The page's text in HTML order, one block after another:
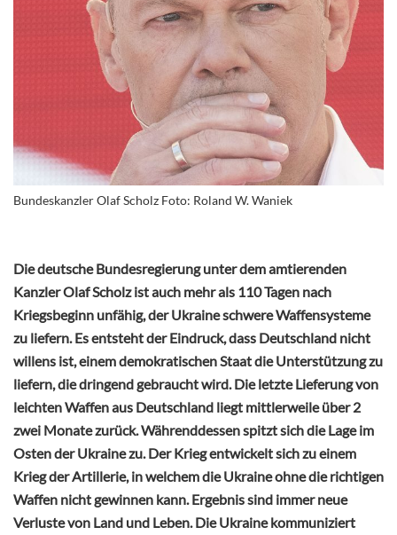
Bundeskanzler Olaf Scholz Foto: Roland W. Waniek
Die deutsche Bundesregierung unter dem amtierenden
Kanzler Olaf Scholz ist auch mehr als 110 Tagen nach
Kriegsbeginn unfähig, der Ukraine schwere Waffensysteme
zu liefern. Es entsteht der Eindruck, dass Deutschland nicht
willens ist, einem demokratischen Staat die Unterstützung zu
liefern, die dringend gebraucht wird. Die letzte Lieferung von
leichten Waffen aus Deutschland liegt mittlerweile über 2
zwei Monate zurück. Währenddessen spitzt sich die Lage im
Osten der Ukraine zu. Der Krieg entwickelt sich zu einem
Krieg der Artillerie, in welchem die Ukraine ohne die richtigen
Waffen nicht gewinnen kann. Ergebnis sind immer neue
Verluste von Land und Leben. Die Ukraine kommuniziert